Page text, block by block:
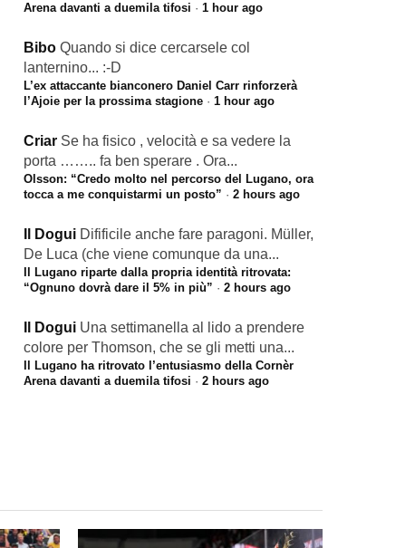
Arena davanti a duemila tifosi · 1 hour ago
Bibo Quando si dice cercarsele col
lanternino... :-D
L’ex attaccante bianconero Daniel Carr rinforzerà
l’Ajoie per la prossima stagione · 1 hour ago
Criar Se ha fisico , velocità e sa vedere la
porta …….. fa ben sperare . Ora...
Olsson: “Credo molto nel percorso del Lugano, ora
tocca a me conquistarmi un posto” · 2 hours ago
Il Dogui Difificile anche fare paragoni. Müller,
De Luca (che viene comunque da una...
Il Lugano riparte dalla propria identità ritrovata:
“Ognuno dovrà dare il 5% in più” · 2 hours ago
Il Dogui Una settimanella al lido a prendere
colore per Thomson, che se gli metti una...
Il Lugano ha ritrovato l’entusiasmo della Cornèr
Arena davanti a duemila tifosi · 2 hours ago